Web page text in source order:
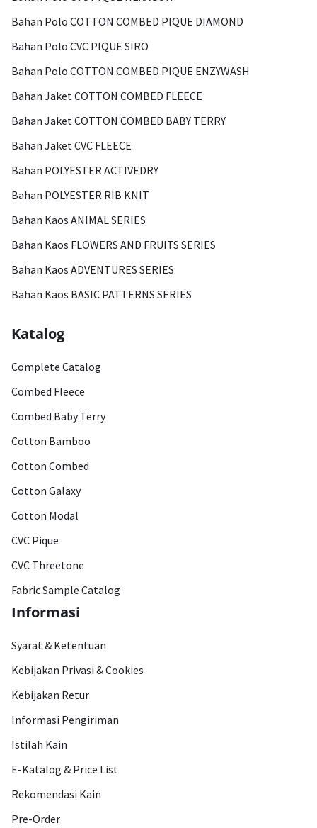
Bahan Polo COTTON COMBED PIQUE DIAMOND
Bahan Polo CVC PIQUE SIRO
Bahan Polo COTTON COMBED PIQUE ENZYWASH
Bahan Jaket COTTON COMBED FLEECE
Bahan Jaket COTTON COMBED BABY TERRY
Bahan Jaket CVC FLEECE
Bahan POLYESTER ACTIVEDRY
Bahan POLYESTER RIB KNIT
Bahan Kaos ANIMAL SERIES
Bahan Kaos FLOWERS AND FRUITS SERIES
Bahan Kaos ADVENTURES SERIES
Bahan Kaos BASIC PATTERNS SERIES
Katalog
Complete Catalog
Combed Fleece
Combed Baby Terry
Cotton Bamboo
Cotton Combed
Cotton Galaxy
Cotton Modal
CVC Pique
CVC Threetone
Fabric Sample Catalog
Informasi
Syarat & Ketentuan
Kebijakan Privasi & Cookies
Kebijakan Retur
Informasi Pengiriman
Istilah Kain
E-Katalog & Price List
Rekomendasi Kain
Pre-Order